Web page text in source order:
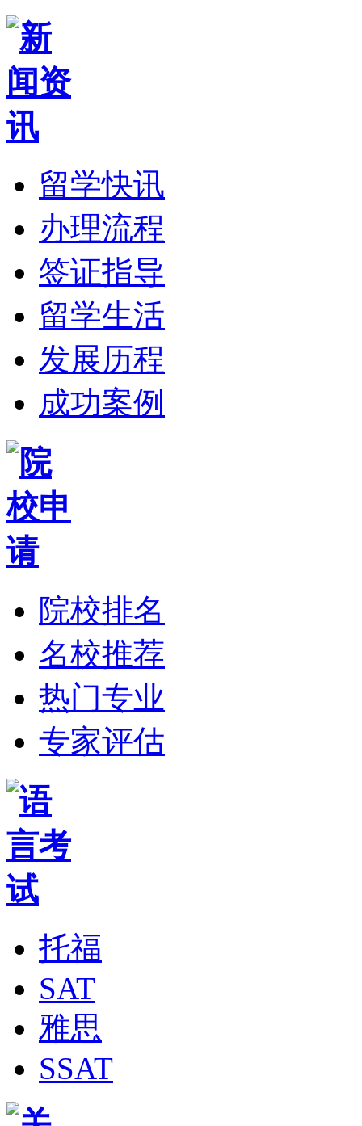
留学快讯
办理流程
签证指导
留学生活
发展历程
成功案例
院校排名
名校推荐
热门专业
专家评估
托福
SAT
雅思
SSAT